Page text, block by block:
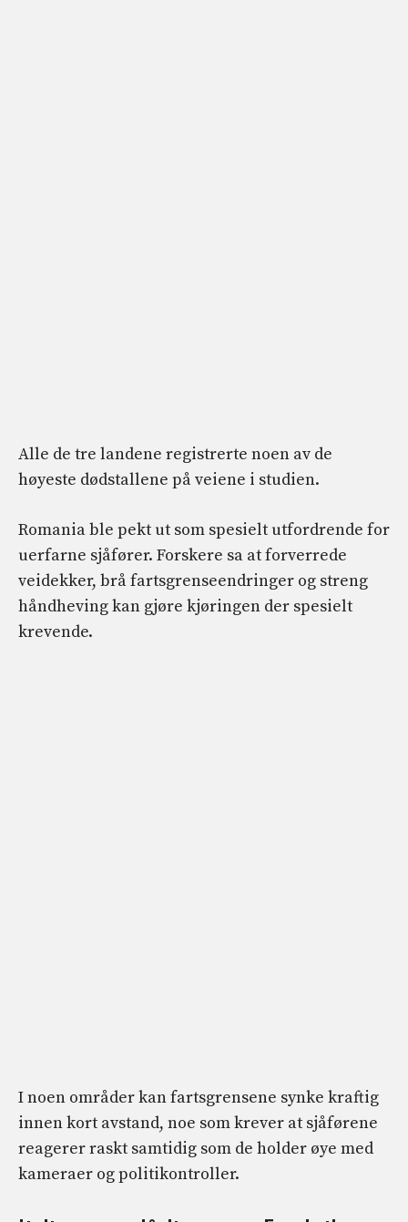
Alle de tre landene registrerte noen av de
høyeste dødstallene på veiene i studien.
Romania ble pekt ut som spesielt utfordrende for
uerfarne sjåfører. Forskere sa at forverrede
veidekker, brå fartsgrenseendringer og streng
håndheving kan gjøre kjøringen der spesielt
krevende.
I noen områder kan fartsgrensene synke kraftig
innen kort avstand, noe som krever at sjåførene
reagerer raskt samtidig som de holder øye med
kameraer og politikontroller.